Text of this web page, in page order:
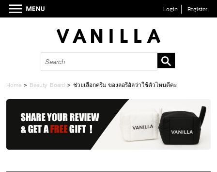
Login Register
Home > Beauty Board >ช่วยเลือกครีม ของลอรีอัลว่าใช้ตัวไหนดีคะ